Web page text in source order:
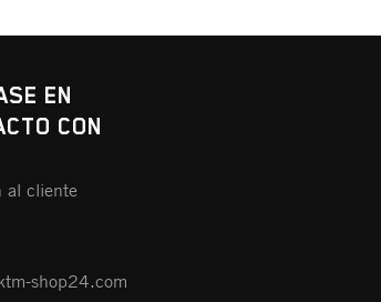
EN
CON
al cliente
shop24.com